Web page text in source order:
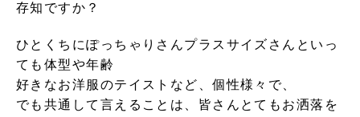
存知ですか？
ひとくちにぽっちゃりさんプラスサイズさんといっ
ても体型や年齢
好きなお洋服のテイストなど、個性様々で、
でも共通して言えることは、皆さんとてもお洒落を